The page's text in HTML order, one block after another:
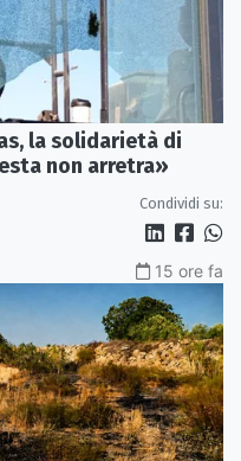
la solidarietà di
non arretra»
Condividi su:
15 ore fa